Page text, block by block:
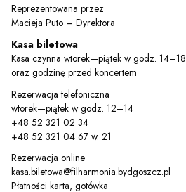
Reprezentowana przez
Macieja Puto – Dyrektora
Kasa biletowa
Kasa czynna wtorek—piątek w godz. 14–18
oraz godzinę przed koncertem
Rezerwacja telefoniczna
wtorek—piątek w godz. 12–14
+48 52 321 02 34
+48 52 321 04 67 w. 21
Rezerwacja online
kasa.biletowa@filharmonia.bydgoszcz.pl
Płatności karta, gotówka